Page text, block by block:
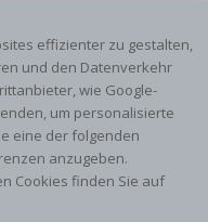
effizienter zu gestalten,
und den Datenverkehr
wie Google-
um personalisierte
eine der folgenden
anzugeben.
Cookies finden Sie auf